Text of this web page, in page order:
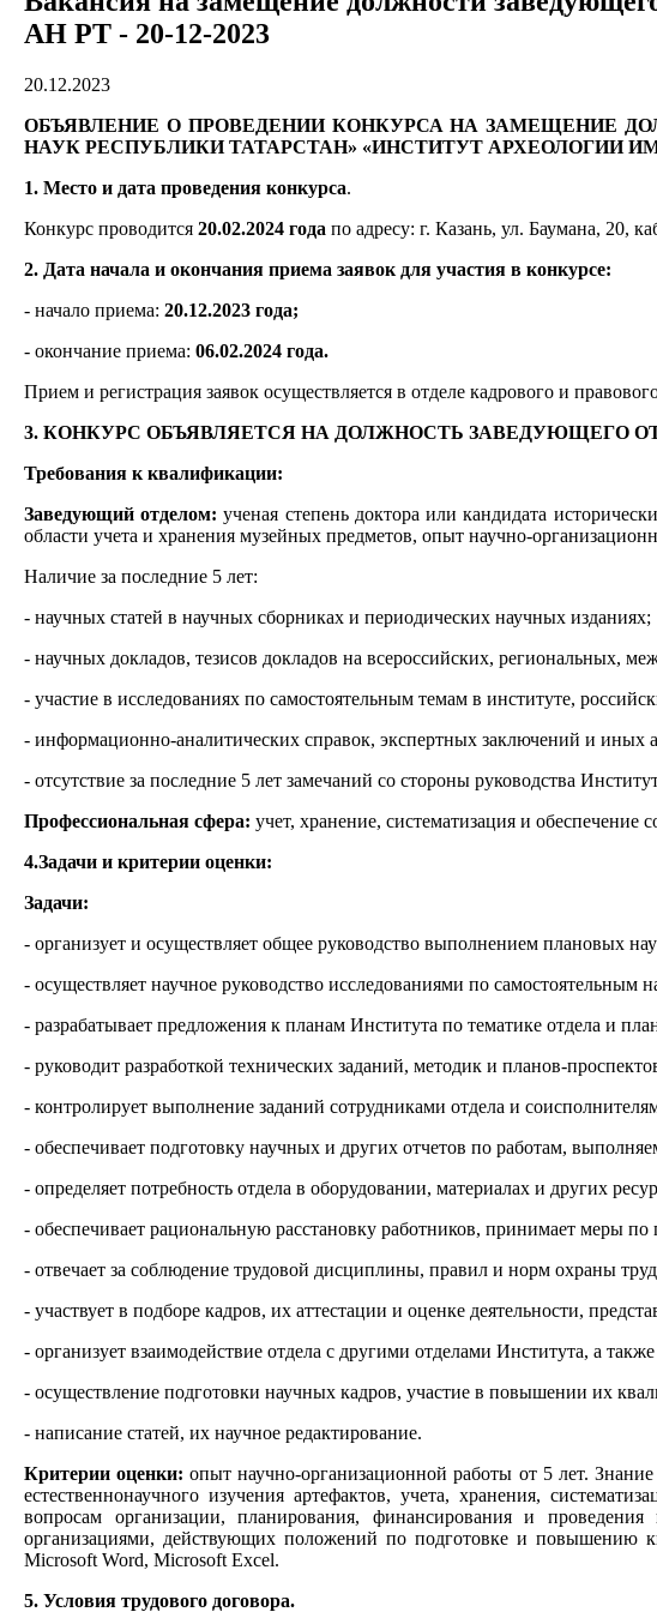
АН РТ - 20-12-2023
20.12.2023
ОБЪЯВЛЕНИЕ О ПРОВЕДЕНИИ КОНКУРСА НА ЗАМЕЩЕНИЕ
НАУК РЕСПУБЛИКИ ТАТАРСТАН» «ИНСТИТУТ АРХЕОЛОГИИ
1. Место и дата проведения конкурса.
Конкурс проводится 20.02.2024 года по адресу: г. Казань, ул. Баумана, 20,
2. Дата начала и окончания приема заявок для участия в конкурсе:
- начало приема: 20.12.2023 года;
- окончание приема: 06.02.2024 года.
Прием и регистрация заявок осуществляется в отделе кадрового и
3. КОНКУРС ОБЪЯВЛЯЕТСЯ НА ДОЛЖНОСТЬ ЗАВЕДУЮЩЕГО
Требования к квалификации:
Заведующий отделом: ученая степень доктора или кандидата
области учета и хранения музейных предметов, опыт научно-
Наличие за последние 5 лет:
- научных статей в научных сборниках и периодических научных изданиях;
- научных докладов, тезисов докладов на всероссийских, региональных,
- участие в исследованиях по самостоятельным темам в институте,
- информационно-аналитических справок, экспертных заключений и иных
- отсутствие за последние 5 лет замечаний со стороны руководства
Профессиональная сфера: учет, хранение, систематизация и
4.Задачи и критерии оценки:
Задачи:
- организует и осуществляет общее руководство выполнением плановых
- осуществляет научное руководство исследованиями по
- разрабатывает предложения к планам Института по тематике отдела и
- руководит разработкой технических заданий, методик и планов-
- контролирует выполнение заданий сотрудниками отдела и
- обеспечивает подготовку научных и других отчетов по работам,
- определяет потребность отдела в оборудовании, материалах и других
- обеспечивает рациональную расстановку работников, принимает меры
- отвечает за соблюдение трудовой дисциплины, правил и норм охраны
- участвует в подборе кадров, их аттестации и оценке деятельности,
- организует взаимодействие отдела с другими отделами Института, а
- осуществление подготовки научных кадров, участие в повышении их
- написание статей, их научное редактирование.
Критерии оценки: опыт научно-организационной работы от 5 лет.
естественнонаучного изучения артефактов, учета, хранения,
вопросам организации, планирования, финансирования и
организациями, действующих положений по подготовке и повышению
Microsoft Word, Microsoft Excel.
5. Условия трудового договора.